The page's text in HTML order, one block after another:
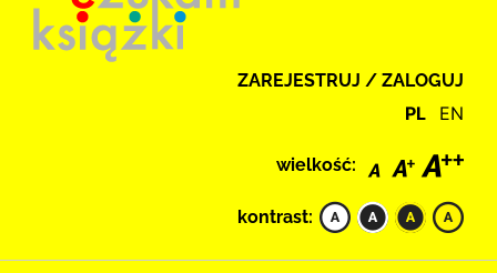
ZAREJESTRUJ / ZALOGUJ
PL EN
wielkość:
kontrast: